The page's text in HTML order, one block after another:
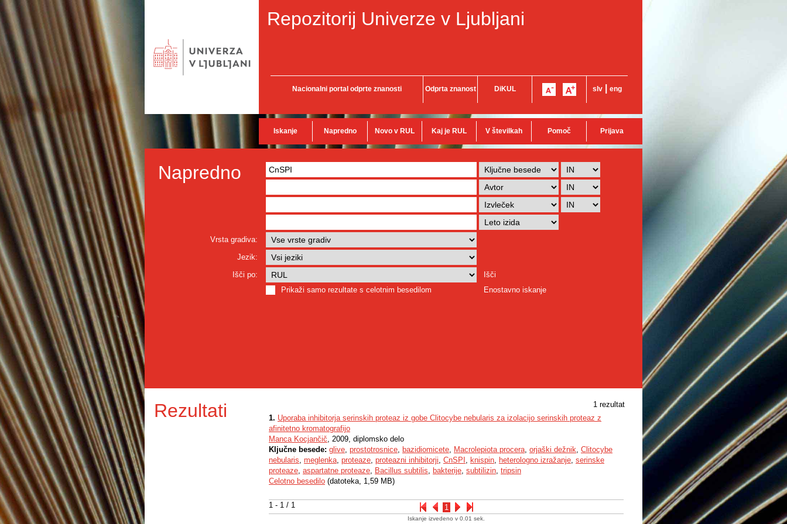
Repozitorij Univerze v Ljubljani
Nacionalni portal odprte znanosti Odprta znanost DiKUL slv eng
Iskanje Napredno Novo v RUL Kaj je RUL V številkah Pomoč Prijava
Napredno
Vrsta gradiva:
Jezik:
Išči po:
Išči
Prikaži samo rezultate s celotnim besedilom
Enostavno iskanje
Rezultati 1 rezultat
1 - 1 / 1 1
1. Uporaba inhibitorja serinskih proteaz iz gobe Clitocybe nebularis za izolacijo serinskih proteaz z
afinitetno kromatografijo
Manca Kocjančič, 2009, diplomsko delo
Ključne besede: glive, prostotrosnice, bazidiomicete, Macrolepiota procera, orjaški dežnik, Clitocybe
nebularis, meglenka, proteaze, proteazni inhibitorji, CnSPI , knispin, heterologno izražanje, serinske
proteaze, aspartatne proteaze, Bacillus subtilis, bakterije, subtilizin, tripsin
Celotno besedilo (datoteka, 1,59 MB)
Iskanje izvedeno v 0.01 sek.